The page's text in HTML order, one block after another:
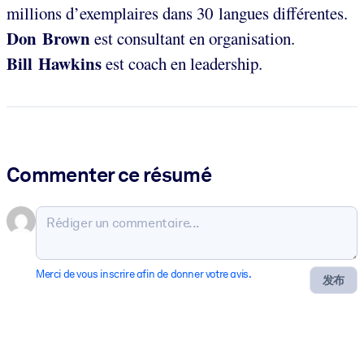
millions d’exemplaires dans 30 langues différentes.
Don Brownest consultant en organisation.
Bill Hawkinsest coach en leadership.
Commenter ce résumé
发布
Merci de vous inscrire afin de donner votre avis.